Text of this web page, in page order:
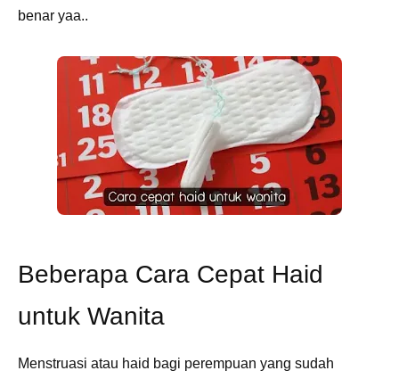
benar yaa..
Beberapa Cara Cepat Haid
untuk Wanita
Menstruasi atau haid bagi perempuan yang sudah